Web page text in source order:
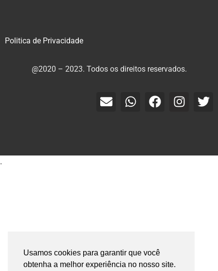
Usamos cookies para garantir que você
obtenha a melhor experiência no nosso site.
Politica de Privacidade
@2020 – 2023. Todos os direitos reservados.
.